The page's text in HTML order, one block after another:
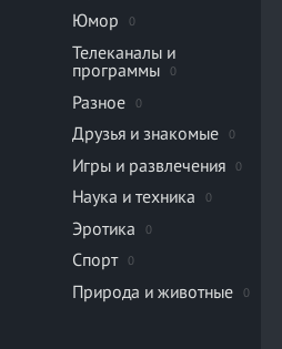
Юмор 0
Телеканалы и
программы
0
Разное 0
Друзья и знакомые 0
Игры и развлечения 0
Наука и техника 0
Эротика 0
Спорт 0
Природа и животные 0